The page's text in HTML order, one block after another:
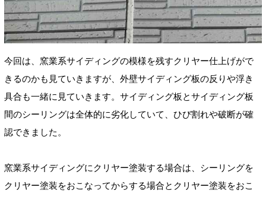
今回は、窯業系サイディングの模様を残すクリヤー仕上げがで
きるのかも見ていきますが、外壁サイディング板の反りや浮き
具合も一緒に見ていきます。サイディング板とサイディング板
間のシーリングは全体的に劣化していて、ひび割れや破断が確
認できました。
窯業系サイディングにクリヤー塗装する場合は、シーリングを
クリヤー塗装をおこなってからする場合とクリヤー塗装をおこ